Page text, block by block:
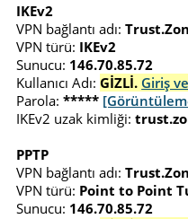
IKEv2
VPN bağlantı adı:
VPN türü: IKEv2
Sunucu: 146.70.85.72
Kullanıcı Adı: GİZLİ. Giriş
Parola: *****
IKEv2 uzak kimliği:
PPTP
VPN bağlantı adı:
VPN türü: Point to Point
Sunucu: 146.70.85.72